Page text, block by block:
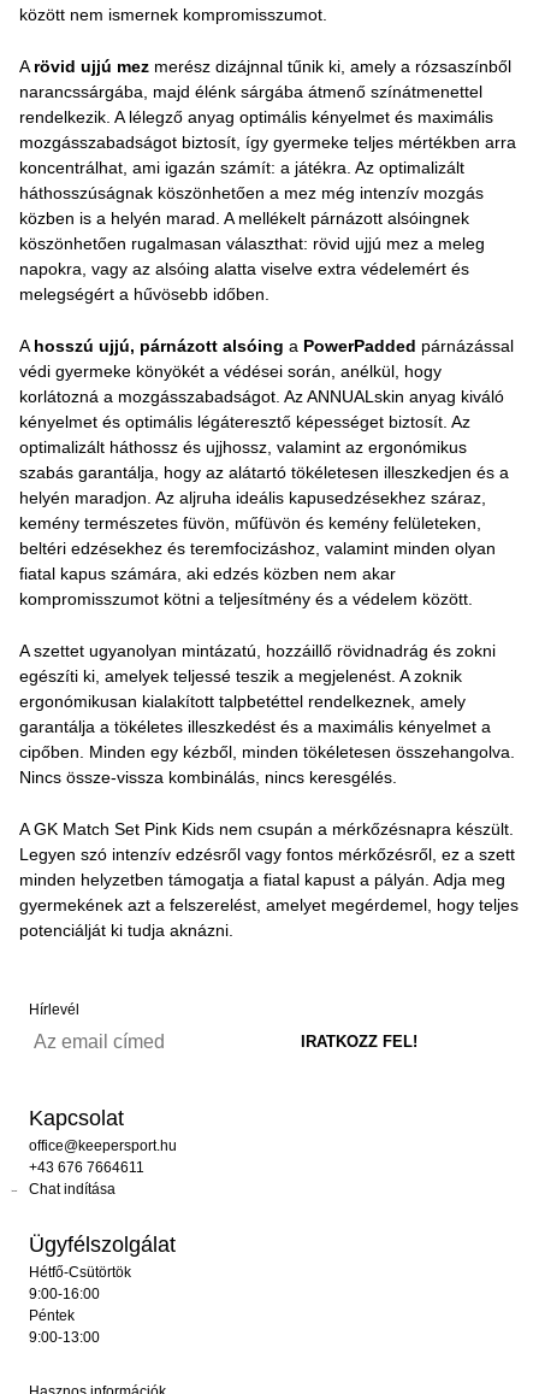
között nem ismernek kompromisszumot.
A rövid ujjú mez merész dizájnnal tűnik ki, amely a rózsaszínből
narancssárgába, majd élénk sárgába átmenő színátmenettel
rendelkezik. A lélegző anyag optimális kényelmet és maximális
mozgásszabadságot biztosít, így gyermeke teljes mértékben arra
koncentrálhat, ami igazán számít: a játékra. Az optimalizált
háthosszúságnak köszönhetően a mez még intenzív mozgás
közben is a helyén marad. A mellékelt párnázott alsóingnek
köszönhetően rugalmasan választhat: rövid ujjú mez a meleg
napokra, vagy az alsóing alatta viselve extra védelemért és
melegségért a hűvösebb időben.
A hosszú ujjú, párnázott alsóing a PowerPadded párnázással
védi gyermeke könyökét a védései során, anélkül, hogy
korlátozná a mozgásszabadságot. Az ANNUALskin anyag kiváló
kényelmet és optimális légáteresztő képességet biztosít. Az
optimalizált háthossz és ujjhossz, valamint az ergonómikus
szabás garantálja, hogy az alátartó tökéletesen illeszkedjen és a
helyén maradjon. Az aljruha ideális kapusedzésekhez száraz,
kemény természetes füvön, műfüvön és kemény felületeken,
beltéri edzésekhez és teremfocizáshoz, valamint minden olyan
fiatal kapus számára, aki edzés közben nem akar
kompromisszumot kötni a teljesítmény és a védelem között.
A szettet ugyanolyan mintázatú, hozzáillő rövidnadrág és zokni
egészíti ki, amelyek teljessé teszik a megjelenést. A zoknik
ergonómikusan kialakított talpbetéttel rendelkeznek, amely
garantálja a tökéletes illeszkedést és a maximális kényelmet a
cipőben. Minden egy kézből, minden tökéletesen összehangolva.
Nincs össze-vissza kombinálás, nincs keresgélés.
A GK Match Set Pink Kids nem csupán a mérkőzésnapra készült.
Legyen szó intenzív edzésről vagy fontos mérkőzésről, ez a szett
minden helyzetben támogatja a fiatal kapust a pályán. Adja meg
gyermekének azt a felszerelést, amelyet megérdemel, hogy teljes
potenciálját ki tudja aknázni.
Hírlevél
Kapcsolat
office@keepersport.hu
+43 676 7664611
Chat indítása
Ügyfélszolgálat
Hétfő-Csütörtök
9:00-16:00
Péntek
9:00-13:00